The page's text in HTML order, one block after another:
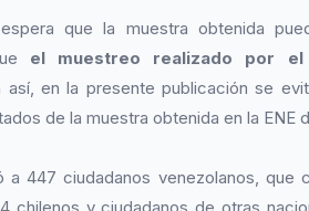
que la muestra obtenida
el muestreo realizado por
así, en la presente publicación se
de la muestra obtenida en la ENE
a 447 ciudadanos venezolanos,